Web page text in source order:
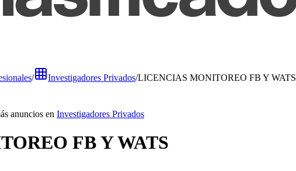
/ Investigadores Privados/LICENCIAS MONITOREO FB Y WATS
anuncios en Investigadores Privados
FB Y WATS